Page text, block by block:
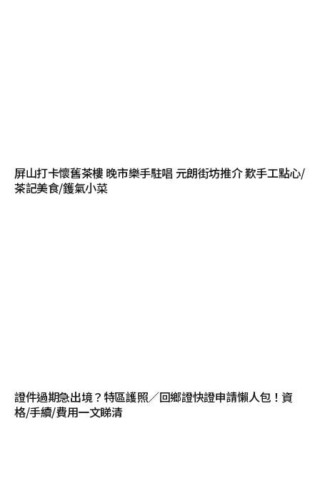
屏山打卡懷舊茶樓 晚市樂手駐唱 元朗街坊推介 歎手工點心/
茶記美食/鑊氣小菜
證件過期急出境？特區護照／回鄉證快證申請懶人包！資
格/手續/費用一文睇清